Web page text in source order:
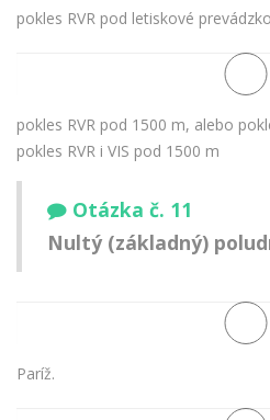
pokles RVR pod letiskové
pokles RVR pod 1500 m, alebo
pokles RVR i VIS pod 1500 m
Otázka č. 11
Nultý (základný)
Paríž.